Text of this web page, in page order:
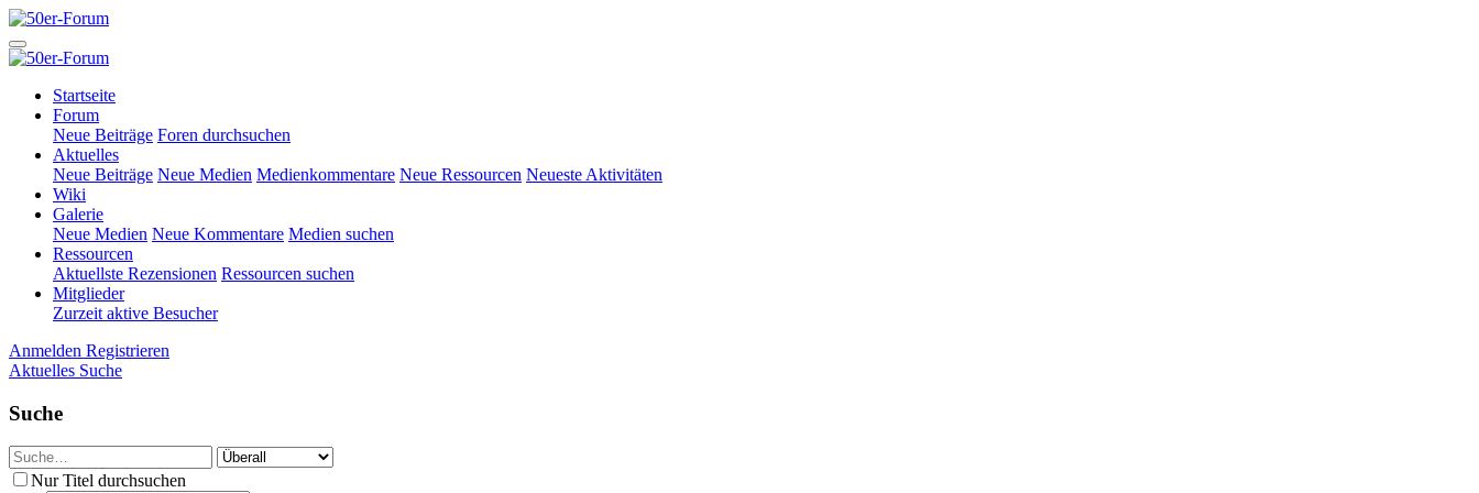
Startseite
Forum
Neue Beiträge Foren durchsuchen
Aktuelles
Neue Beiträge Neue Medien Medienkommentare Neue Ressourcen Neueste Aktivitäten
Wiki
Galerie
Neue Medien Neue Kommentare Medien suchen
Ressourcen
Aktuellste Rezensionen Ressourcen suchen
Mitglieder
Zurzeit aktive Besucher
Anmelden Registrieren
Aktuelles Suche
Suche
Nur Titel durchsuchen